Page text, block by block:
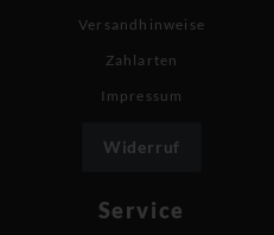
Versandhinweise
Zahlarten
Impressum
Widerruf
Service